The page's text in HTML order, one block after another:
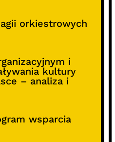
orkiestrowych
i
kultury
– analiza i
wsparcia